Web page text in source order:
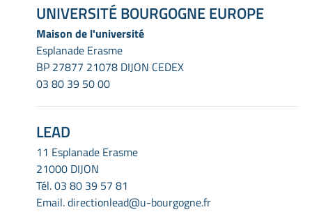
UNIVERSITÉ BOURGOGNE EUROPE
Maison de l'université
Esplanade Erasme
BP 27877 21078 DIJON CEDEX
03 80 39 50 00
LEAD
11 Esplanade Erasme
21000 DIJON
Tél.03 80 39 57 81
Email.directionlead@u-bourgogne.fr